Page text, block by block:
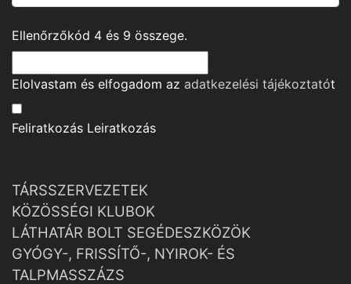
Ellenőrzőkód 4 és 9 összege.
Elolvastam és elfogadom az adatkezelési tájékoztatót
Feliratkozás Leiratkozás
TÁRSSZERVEZETEK
KÖZÖSSÉGI KLUBOK
LÁTHATÁR BOLT SEGÉDESZKÖZÖK
GYÓGY-, FRISSÍTŐ-, NYIROK- ÉS
TALPMASSZÁZS